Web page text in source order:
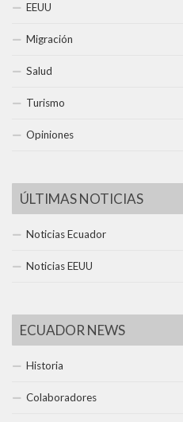
EEUU
Migración
Salud
Turismo
Opiniones
ÚLTIMAS NOTICIAS
Noticias Ecuador
Noticias EEUU
ECUADOR NEWS
Historia
Colaboradores